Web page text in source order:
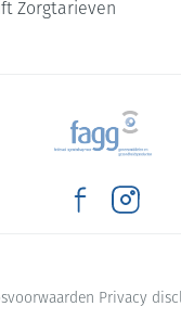
Zorgtarieven
Privacy